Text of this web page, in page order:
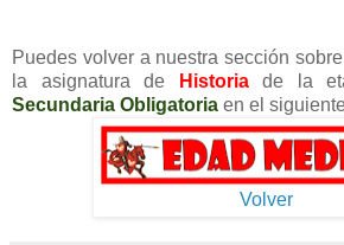
Puedes volver a nuestra sección
la asignatura de
Historia de la
Secundaria Obligatoria en el
Volver